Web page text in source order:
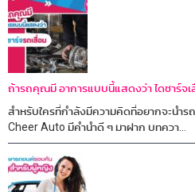
ถ้ารถคุณมี อาการแบบนี้แสดงว่า ไดชาร์จเ
สำหรับใครที่กำลังมีความคิดที่อยากจะนำร
Cheer Auto มีคำนำดี ๆ มาฝาก บทควา...